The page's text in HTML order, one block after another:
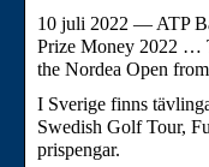
10 juli 2022 — ATP
Prize Money 2022 …
the Nordea Open
I Sverige finns
Swedish Golf Tour,
prispengar.